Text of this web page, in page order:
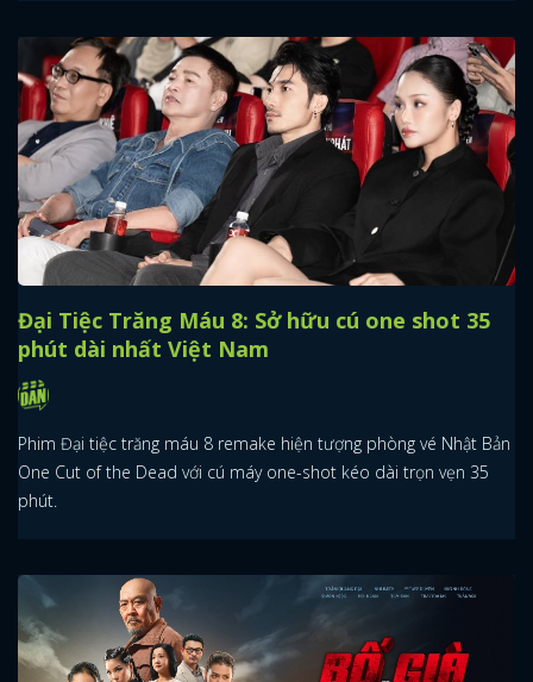
Đại Tiệc Trăng Máu 8: Sở hữu cú one shot 35
phút dài nhất Việt Nam
Phim Đại tiệc trăng máu 8 remake hiện tượng phòng vé Nhật Bản
One Cut of the Dead với cú máy one-shot kéo dài trọn vẹn 35
phút.